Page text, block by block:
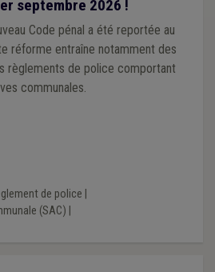
septembre 2026 !
Code pénal a été reportée au
réforme entraîne notamment des
règlements de police comportant
communales.
de police
(SAC)